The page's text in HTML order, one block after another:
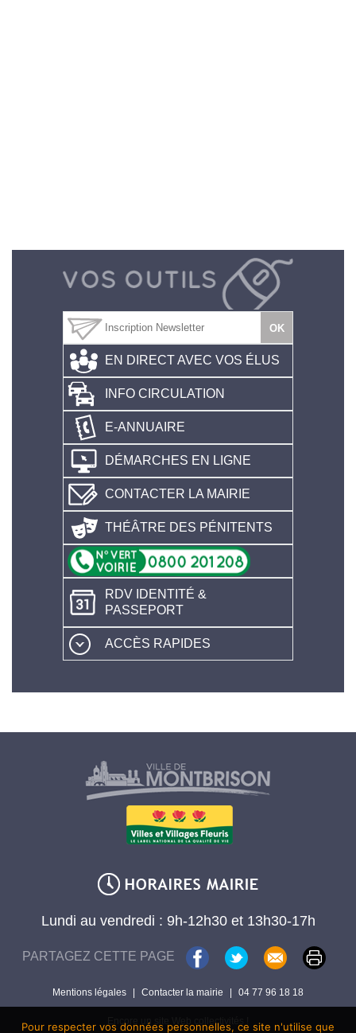
EN DIRECT AVEC VOS ÉLUS
INFO CIRCULATION
E-ANNUAIRE
DÉMARCHES EN LIGNE
CONTACTER LA MAIRIE
THÉÂTRE DES PÉNITENTS
RDV IDENTITÉ &
PASSEPORT
ACCÈS RAPIDES
Lundi au vendredi : 9h-12h30 et 13h30-17h
PARTAGEZ CETTE PAGE
Mentions légales | Contacter la mairie | 04 77 96 18 18
Encore un site Web collectivités !
Pour respecter vos données personnelles, ce site n'utilise que